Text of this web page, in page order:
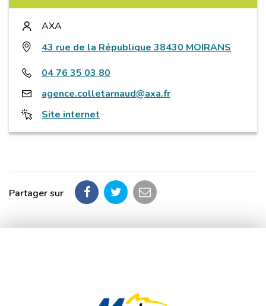
AXA
43 rue de la République 38430 MOIRANS
04 76 35 03 80
agence.colletarnaud@axa.fr
Site internet
Partager sur
Partager
Facebook
Partager
Twitter
Partager
email